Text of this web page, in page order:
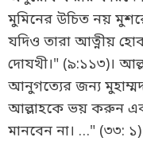
মুমিনের উচিত নয়
যদিও তারা আত্নীয়
দোযখী।" (৯:১১৩)।
আনুগত্যের জন্য
আল্লাহকে ভয় করুন
মানবেন না। …" (৩৩: